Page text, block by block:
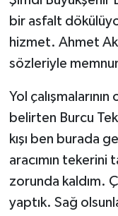
bir asfalt
hizmet. Ahmet
sözleriyle
Yol
belirten Burcu
kışı ben burada
aracımın
zorunda kaldım.
yaptık. Sağ